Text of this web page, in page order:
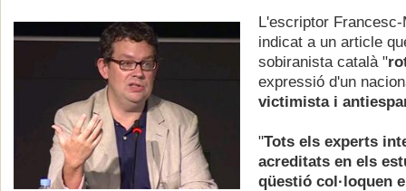
L'escriptor
indicat a un article
sobiranista català "
expressió d'un
victimista i
"Tots els experts
acreditats en els
qüestió col·loquen